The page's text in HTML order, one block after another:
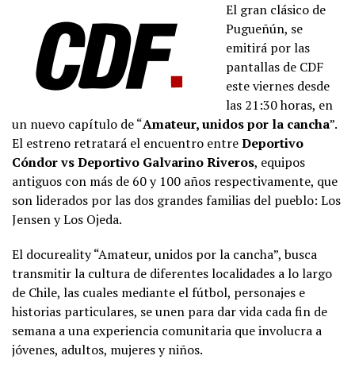
El gran clásico de
Pugueñún, se
emitirá por las
pantallas de CDF
este viernes desde
las 21:30 horas, en
un nuevo capítulo de “Amateur, unidos por la cancha”.
El estreno retratará el encuentro entreDeportivo
Cóndor vs Deportivo Galvarino Riveros, equipos
antiguos con más de 60 y 100 años respectivamente, que
son liderados por las dos grandes familias del pueblo: Los
Jensen y Los Ojeda.
El docureality “Amateur, unidos por la cancha”, busca
transmitir la cultura de diferentes localidades a lo largo
de Chile, las cuales mediante el fútbol, personajes e
historias particulares, se unen para dar vida cada fin de
semana a una experiencia comunitaria que involucra a
jóvenes, adultos, mujeres y niños.